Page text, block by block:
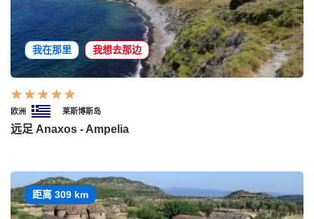
我在那里 我想去那边
欧洲 莱斯博斯岛
远足 Anaxos - Ampelia
距离 309 km